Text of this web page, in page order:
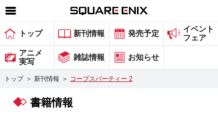
SQUARE ENIX 公式サイトメニュー
ゲーム
マガジン＆ブックス
グッズ
トップ 新刊情報 発売予定
イベント
フェア
アニメ
実写
雑誌情報 お知らせ
トップ ＞ 新刊情報 ＞ コープスパーティー 2
書籍情報